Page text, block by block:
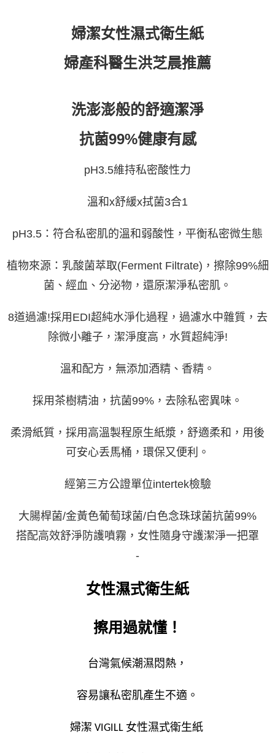
婦潔女性濕式衛生紙
婦產科醫生洪芝晨推薦
洗澎澎般的舒適潔淨
抗菌99%健康有感
pH3.5維持私密酸性力
溫和x舒緩x拭菌3合1
pH3.5：符合私密肌的溫和弱酸性，平衡私密微生態
植物來源：乳酸菌萃取(Ferment Filtrate)，擦除99%細
菌、經血、分泌物，還原潔淨私密肌。
8道過濾!採用EDI超純水淨化過程，過濾水中雜質，去
除微小離子，潔淨度高，水質超純淨!
溫和配方，無添加酒精、香精。
採用茶樹精油，抗菌99%，去除私密異味。
柔滑紙質，採用高溫製程原生紙漿，舒適柔和，用後
可安心丢馬桶，環保又便利。
經第三方公證單位intertek檢驗
搭配高效舒淨防護噴霧，女性隨身守護潔淨一把罩
女性濕式衛生紙
擦用過就懂！
台灣氣候潮濕悶熱，
容易讓私密肌產生不適。
婦潔 VIGILL 女性濕式衛生紙